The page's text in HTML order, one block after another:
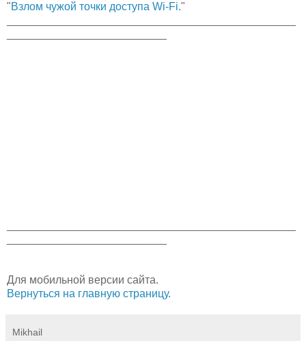
"Взлом чужой точки доступа Wi-Fi."
Для мобильной версии сайта.
Вернуться на главную страницу.
Mikhail